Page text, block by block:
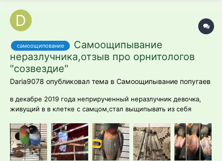
самоощипование
Самоощипывание
неразлучника,отзыв про орнитологов
"созвездие"
Daria9078 опубликовал тема в Самоощипывание попугаев
в декабре 2019 года неприрученный неразлучник девочка,
живущий в в клетке с самцом,стал выщипывать из себя
нормально,тк это наш первый попугай и мы не особо в чем-
то разбирались.Общипал грудь,ноги,под хвостом,самец
помогал общипывать спину,на шее самк...